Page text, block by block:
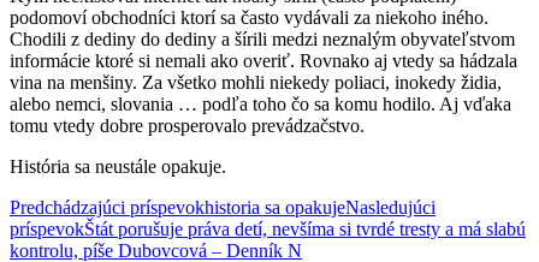
podomoví obchodníci ktorí sa často vydávali za niekoho iného.
Chodili z dediny do dediny a šírili medzi neznalým obyvateľstvom
informácie ktoré si nemali ako overiť. Rovnako aj vtedy sa hádzala
vina na menšiny. Za všetko mohli niekedy poliaci, inokedy židia,
alebo nemci, slovania … podľa toho čo sa komu hodilo. Aj vďaka
tomu vtedy dobre prosperovalo prevádzačstvo.
História sa neustále opakuje.
Navigácia
článkami
Predchádzajúci príspevokhistoria sa opakujeNasledujúci
príspevokŠtát porušuje práva detí, nevšíma si tvrdé tresty a má slabú
kontrolu, píše Dubovcová – Denník N